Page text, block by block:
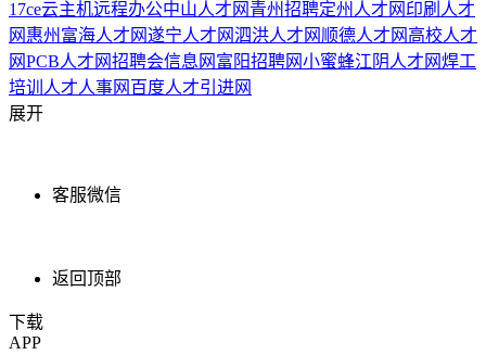
17ce云主机远程办公中山人才网 青州招聘定州人才网 印刷人才
网 惠州富海人才网遂宁人才网泗洪人才网 顺德人才网 高校人才
网PCB人才网招聘会信息网 富阳招聘网小蜜蜂江阴人才网焊工
培训 人才人事网 百度人才引进网
展开
客服微信
返回顶部
下载
APP